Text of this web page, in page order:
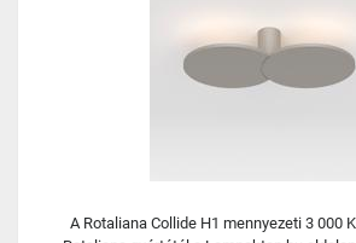
A Rotaliana Collide H1 mennyezeti 3 000